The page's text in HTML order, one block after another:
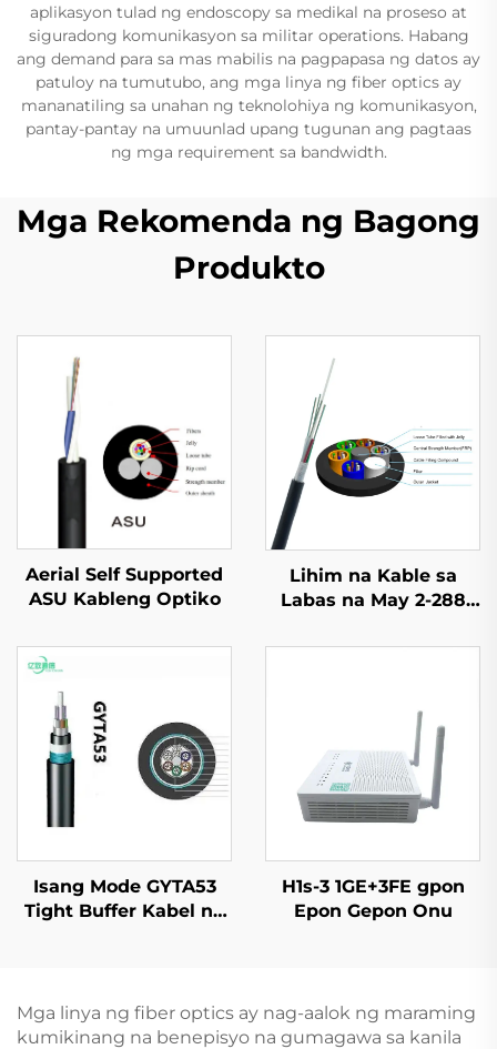
aplikasyon tulad ng endoscopy sa medikal na proseso at
siguradong komunikasyon sa militar operations. Habang
ang demand para sa mas mabilis na pagpapasa ng datos ay
patuloy na tumutubo, ang mga linya ng fiber optics ay
mananatiling sa unahan ng teknolohiya ng komunikasyon,
pantay-pantay na umuunlad upang tugunan ang pagtaas
ng mga requirement sa bandwidth.
Mga Rekomenda ng Bagong
Produkto
Aerial Self Supported
ASU Kableng Optiko
Lihim na Kable sa
Labas na May 2-288
& GYFTY63 Lihim na
Isang Mode GYTA53
Tight Buffer Kabel ng
H1s-3 1GE+3FE gpon
Epon Gepon Onu
Mga linya ng fiber optics ay nag-aalok ng maraming
kumikinang na benepisyo na gumagawa sa kanila